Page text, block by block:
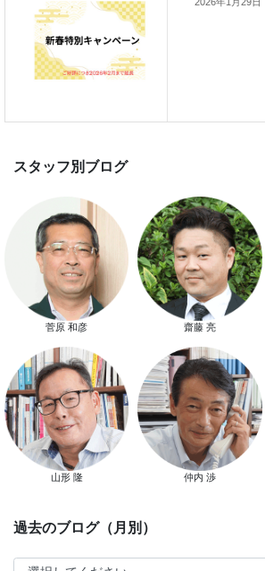
新春特別
スタッフ別ブログ
菅原 和彦 齋藤 亮
山形 隆 仲内 渉